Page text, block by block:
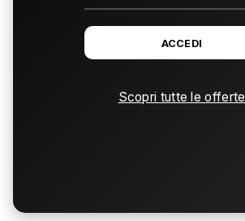
ACCEDI
Scopri tutte le offerte